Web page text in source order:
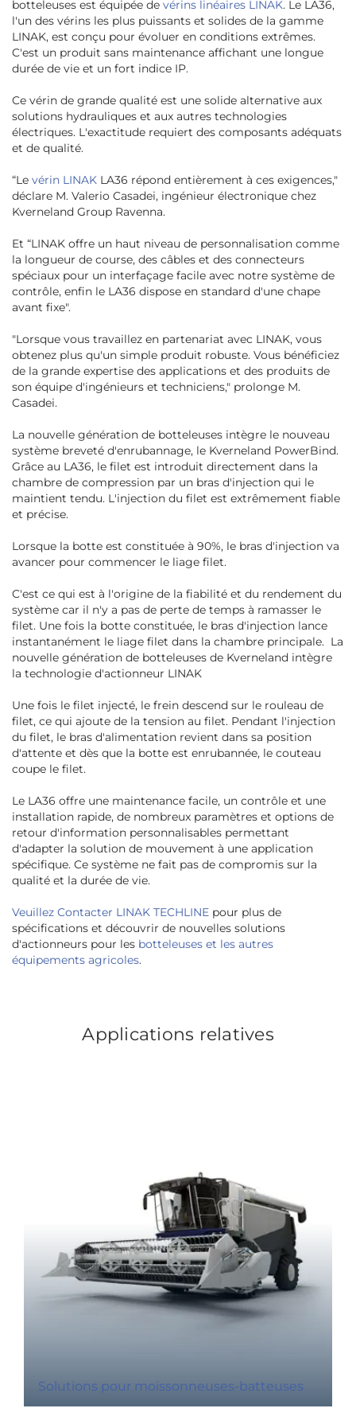
botteleuses est équipée de vérins linéaires LINAK. Le LA36,
l'un des vérins les plus puissants et solides de la gamme
LINAK, est conçu pour évoluer en conditions extrêmes.
C'est un produit sans maintenance affichant une longue
durée de vie et un fort indice IP.
Ce vérin de grande qualité est une solide alternative aux
solutions hydrauliques et aux autres technologies
électriques. L'exactitude requiert des composants adéquats
et de qualité.
“Le vérin LINAK LA36 répond entièrement à ces exigences,"
déclare M. Valerio Casadei, ingénieur électronique chez
Kverneland Group Ravenna.
Et “LINAK offre un haut niveau de personnalisation comme
la longueur de course, des câbles et des connecteurs
spéciaux pour un interfaçage facile avec notre système de
contrôle, enfin le LA36 dispose en standard d'une chape
avant fixe".
"Lorsque vous travaillez en partenariat avec LINAK, vous
obtenez plus qu'un simple produit robuste. Vous bénéficiez
de la grande expertise des applications et des produits de
son équipe d'ingénieurs et techniciens," prolonge M.
Casadei.
La nouvelle génération de botteleuses intègre le nouveau
système breveté d'enrubannage, le Kverneland PowerBind.
Grâce au LA36, le filet est introduit directement dans la
chambre de compression par un bras d'injection qui le
maintient tendu. L'injection du filet est extrêmement fiable
et précise.
Lorsque la botte est constituée à 90%, le bras d'injection va
avancer pour commencer le liage filet.
C'est ce qui est à l'origine de la fiabilité et du rendement du
système car il n'y a pas de perte de temps à ramasser le
filet. Une fois la botte constituée, le bras d'injection lance
instantanément le liage filet dans la chambre principale. La
nouvelle génération de botteleuses de Kverneland intègre
la technologie d'actionneur LINAK
Une fois le filet injecté, le frein descend sur le rouleau de
filet, ce qui ajoute de la tension au filet. Pendant l'injection
du filet, le bras d'alimentation revient dans sa position
d'attente et dès que la botte est enrubannée, le couteau
coupe le filet.
Le LA36 offre une maintenance facile, un contrôle et une
installation rapide, de nombreux paramètres et options de
retour d'information personnalisables permettant
d'adapter la solution de mouvement à une application
spécifique. Ce système ne fait pas de compromis sur la
qualité et la durée de vie.
Veuillez Contacter LINAK TECHLINE pour plus de
spécifications et découvrir de nouvelles solutions
d'actionneurs pour les botteleuses et les autres
équipements agricoles.
Applications relatives
Solutions pour moissonneuses-batteuses